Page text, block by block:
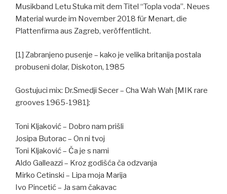
Musikband Letu Stuka mit dem Titel “Topla voda”. Neues
Material wurde im November 2018 für Menart, die
Plattenfirma aus Zagreb, veröffentlicht.
[1] Zabranjeno pusenje – kako je velika britanija postala
probuseni dolar, Diskoton, 1985
Gostujuci mix: Dr.Smedji Secer – Cha Wah Wah [MIK rare
grooves 1965-1981]:
Toni Kljaković – Dobro nam prišli
Josipa Butorac – On ni tvoj
Toni Kljaković – Ča je s nami
Aldo Galleazzi – Kroz godišća ča odzvanja
Mirko Cetinski – Lipa moja Marija
Ivo Pincetić – Ja sam čakavac